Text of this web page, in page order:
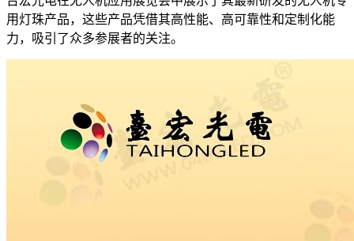
用灯珠产品，这些产品凭借其高性能、高可靠性和定制化能
力，吸引了众多参展者的关注。